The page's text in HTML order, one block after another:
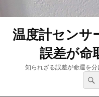
温度計センサ
誤差が命
知られざる誤差が命運を
検
索: